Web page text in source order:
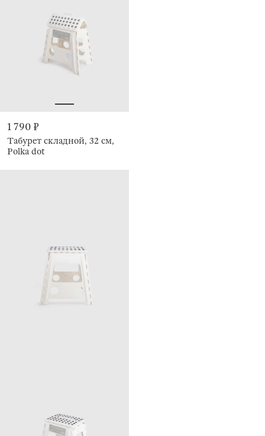
1 790 ₽
Табурет складной, 32 см,
Polka dot